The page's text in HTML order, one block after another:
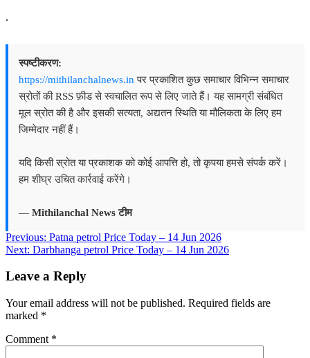
.
स्पष्टीकरण:
https://mithilanchalnews.in पर प्रकाशित कुछ समाचार विभिन्न समाचार
स्रोतों की RSS फ़ीड से स्वचालित रूप से लिए जाते हैं। यह सामग्री संबंधित
मूल स्रोत की है और इसकी सत्यता, अद्यतन स्थिति या मौलिकता के लिए हम
जिम्मेदार नहीं हैं।
यदि किसी स्रोत या प्रकाशक को कोई आपत्ति हो, तो कृपया हमसे संपर्क करें।
हम शीघ्र उचित कार्रवाई करेंगे।
— Mithilanchal News टीम
Post
navigation
Previous: Patna petrol Price Today – 14 Jun 2026
Next: Darbhanga petrol Price Today – 14 Jun 2026
Leave a Reply
Your email address will not be published. Required fields are
marked *
Comment *